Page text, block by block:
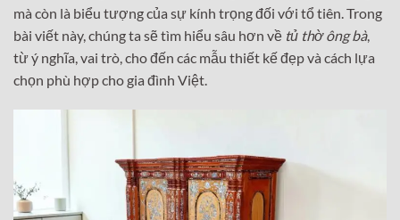
mà còn là biểu tượng của sự kính trọng đối với tổ tiên. Trong
bài viết này, chúng ta sẽ tìm hiểu sâu hơn về tủ thờ ông bà,
từ ý nghĩa, vai trò, cho đến các mẫu thiết kế đẹp và cách lựa
chọn phù hợp cho gia đình Việt.